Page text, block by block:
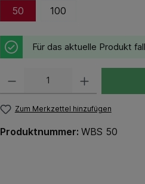
50
100
Für das aktuelle Produkt
Zum Merkzettel hinzufügen
Produktnummer: WBS 50